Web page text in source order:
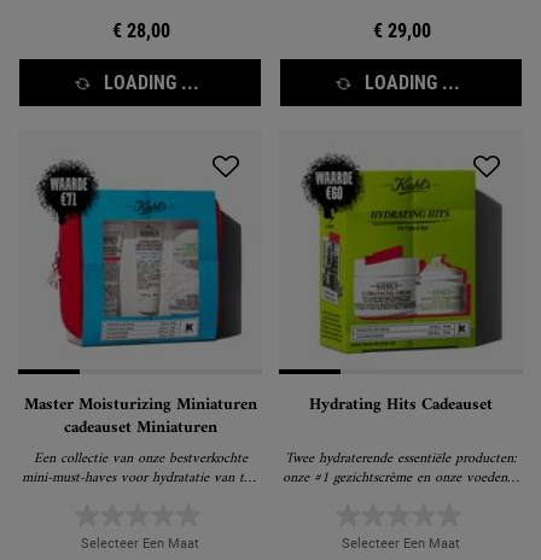
€ 28,00
LOADING ...
€ 29,00
LOADING ...
Master Moisturizing Miniaturen
cadeauset Miniaturen
Een collectie van onze bestverkochte
mini-must-haves voor hydratatie van top
Selecteer Een Maat
Hydrating Hits Cadeauset
Twee hydraterende essentiële producten:
onze #1 gezichtscrème en onze voedende
Selecteer Een Maat